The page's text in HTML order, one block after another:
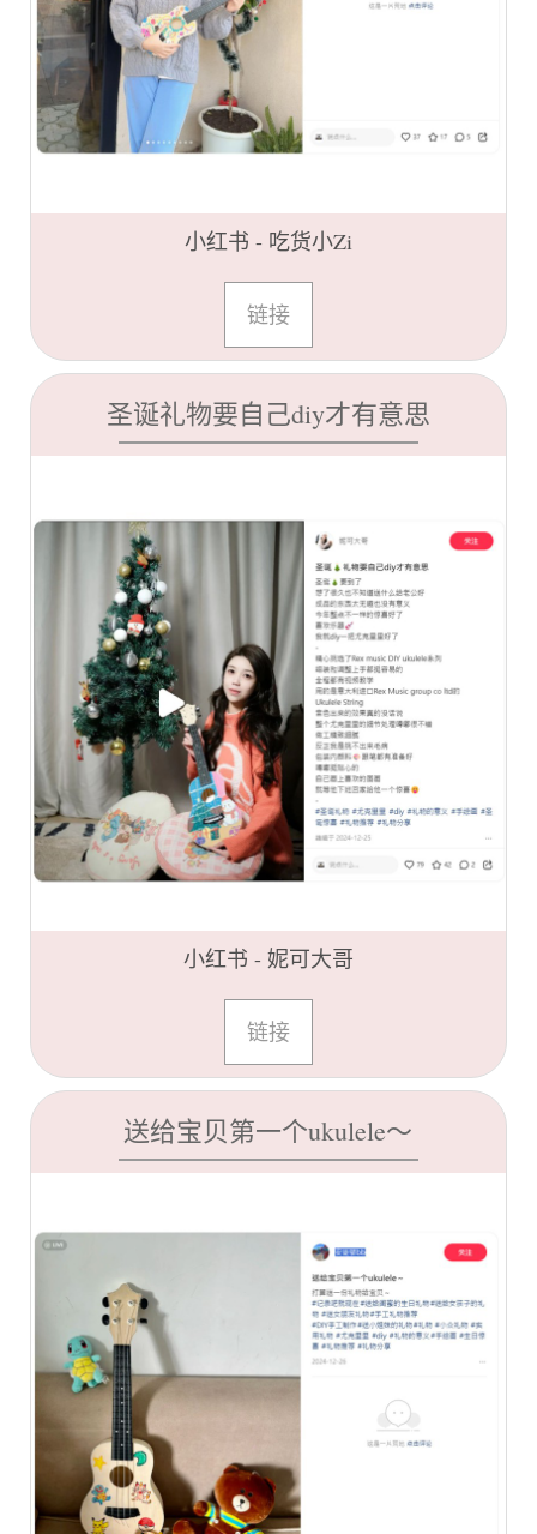
小红书 - 吃货小Zi
链接
圣诞礼物要自己diy才有意思
小红书 - 妮可大哥
链接
送给宝贝第一个ukulele～